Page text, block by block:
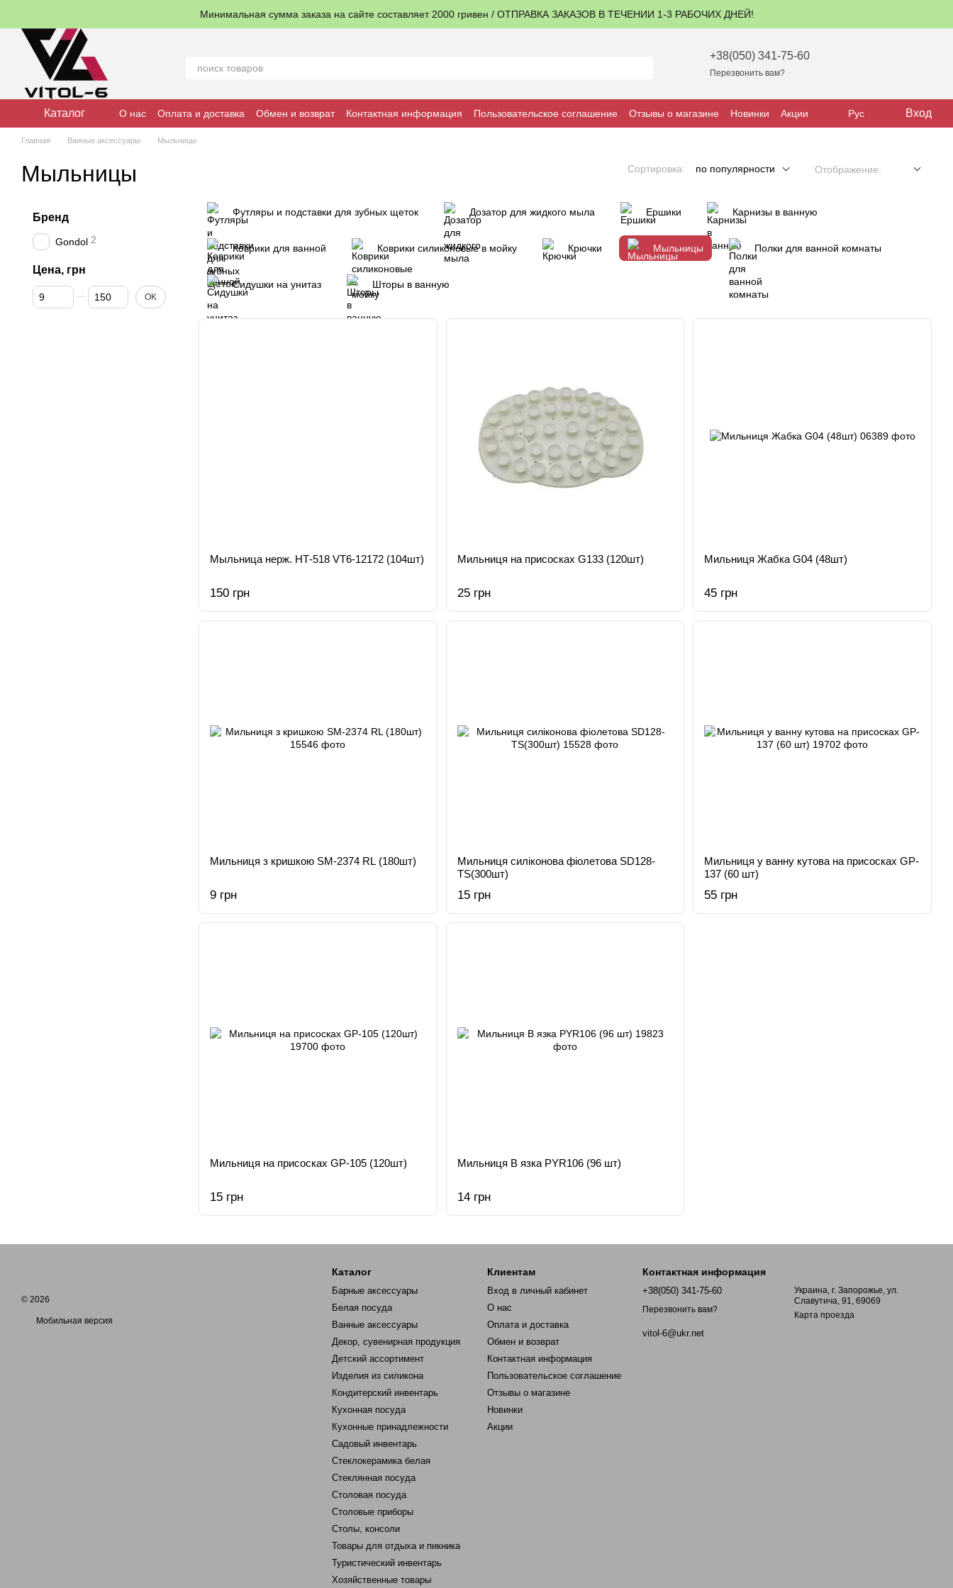
Минимальная сумма заказа на сайте составляет 2000 гривен / ОТПРАВКА ЗАКАЗОВ В ТЕЧЕНИИ 1-3 РАБОЧИХ ДНЕЙ!
+38(050) 341-75-60
Перезвонить вам?
Каталог О нас Оплата и доставка Обмен и возврат Контактная информация Пользовательское соглашение Отзывы о магазине Новинки Акции Рус Вход
Главная Ванные аксессуары Мыльницы
Мыльницы Сортировка: по популярности Отображение:
Футляры и подставки для зубных щеток Дозатор для жидкого мыла Ершики Карнизы в ванную
Коврики для ванной Коврики силиконовые в мойку Крючки Мыльницы Полки для ванной комнаты
Сидушки на унитаз Шторы в ванную
Мыльница нерж. НТ-518 VT6-12172 (104шт)
150 грн
Мильниця на присосках G133 (120шт)
25 грн
Мильниця Жабка G04 (48шт)
45 грн
Мильниця з кришкою SM-2374 RL (180шт)
9 грн
Мильниця силіконова фіолетова SD128-
ТS(300шт)
15 грн
Мильниця у ванну кутова на присосках GP-
137 (60 шт)
55 грн
Мильниця на присосках GР-105 (120шт)
15 грн
Мильниця В язка PYR106 (96 шт)
14 грн
Бренд
Gondol 2
Цена, грн
От Цена, грн
До Цена, грн OK
© 2026
Мобильная версия
Каталог
Барные аксессуары
Белая посуда
Ванные аксессуары
Декор, сувенирная продукция
Детский ассортимент
Изделия из силикона
Кондитерский инвентарь
Кухонная посуда
Кухонные принадлежности
Садовый инвентарь
Стеклокерамика белая
Стеклянная посуда
Столовая посуда
Столовые приборы
Столы, консоли
Товары для отдыха и пикника
Туристический инвентарь
Хозяйственные товары
Клиентам
Вход в личный кабинет
О нас
Оплата и доставка
Обмен и возврат
Контактная информация
Пользовательское соглашение
Отзывы о магазине
Новинки
Акции
Контактная информация
+38(050) 341-75-60
Перезвонить вам?
vitol-6@ukr.net
Украина, г. Запорожье, ул.
Славутича, 91, 69069
Карта проезда